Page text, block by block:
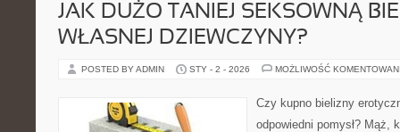
JAK DUŻO TANIEJ SEKSOWNĄ
WŁASNEJ DZIEWCZYNY?
POSTED BY ADMIN STY - 2 - 2026 MOŻLIWOŚĆ
Czy kupno bielizny
odpowiedni pomysł? Mąż,